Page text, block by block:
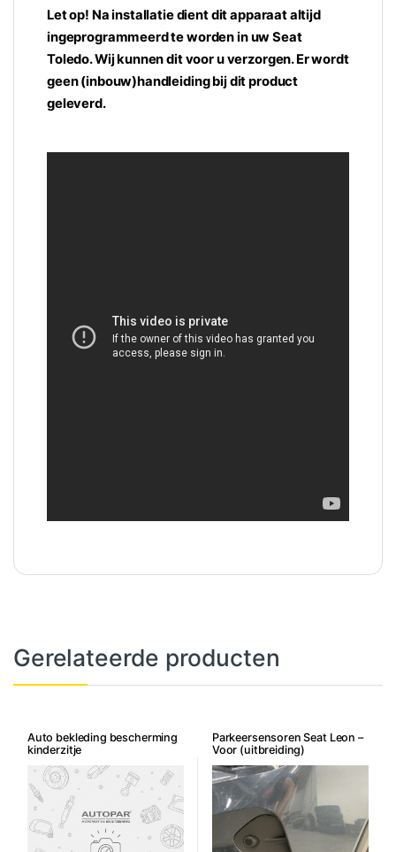
Let op! Na installatie dient dit apparaat altijd
ingeprogrammeerd te worden in uw Seat
Toledo. Wij kunnen dit voor u verzorgen. Er wordt
geen (inbouw)handleiding bij dit product
geleverd.
Gerelateerde producten
Auto bekleding bescherming
kinderzitje
Parkeersensoren Seat Leon –
Voor (uitbreiding)